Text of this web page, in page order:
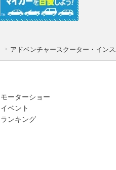
アドベンチャースクーター・イン
モーターショー
イベント
ランキング